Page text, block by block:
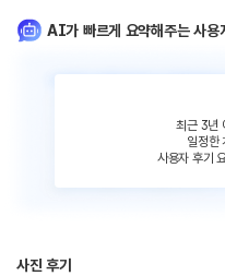
AI가 빠르게 요약해주는 사용
최근 3년
일정한
사용자 후기
사진 후기